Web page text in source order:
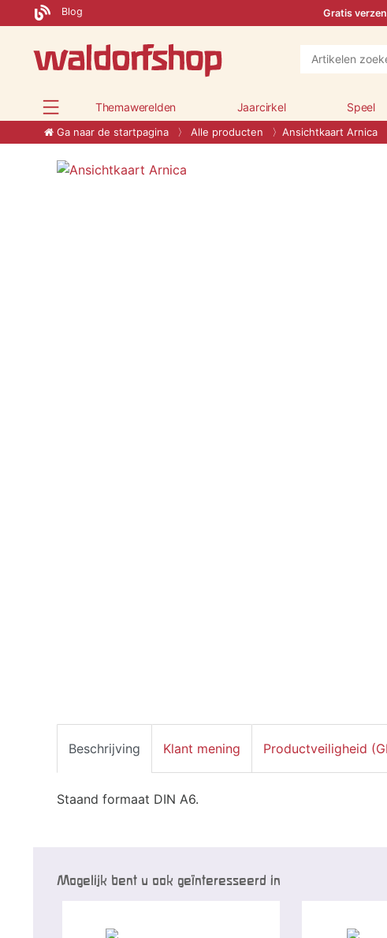
Blog Gratis
Themawerelden Jaarcirkel Speel
Ga naar de startpagina Alle producten Ansichtkaart Arnica
Beschrijving Klant mening Productveiligheid
Staand formaat DIN A6.
Mogelijk bent u ook geïnteresseerd in